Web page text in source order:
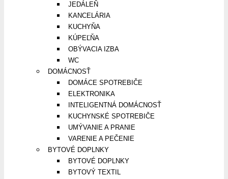
JEDÁLEŇ
KANCELÁRIA
KUCHYŇA
KÚPEĽŇA
OBÝVACIA IZBA
WC
DOMÁCNOSŤ
DOMÁCE SPOTREBIČE
ELEKTRONIKA
INTELIGENTNÁ DOMÁCNOSŤ
KUCHYNSKÉ SPOTREBIČE
UMÝVANIE A PRANIE
VARENIE A PEČENIE
BYTOVÉ DOPLNKY
BYTOVÉ DOPLNKY
BYTOVÝ TEXTIL